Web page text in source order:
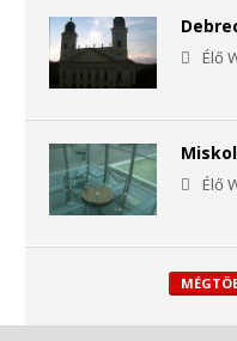
Élő
Élő